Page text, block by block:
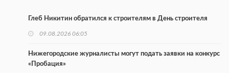
Глеб Никитин обратился к строителям в День строителя
09.08.2026 06:05
Нижегородские журналисты могут подать заявки на конкурс
«Пробация»